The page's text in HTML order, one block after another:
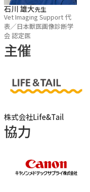
をどのように解釈すべ
面もサポートしたいと思
【こんな方にオススメ
・実症例での診断に繋げ
【セミナーのポイント
・予習動画で疾患の紹
石川 雄大先生
Vet Imaging Support 代
表／日本獣医画像診断学
会 認定医
主催
株式会社Life&Tail
協力